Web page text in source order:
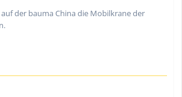
der bauma China die Mobilkrane der